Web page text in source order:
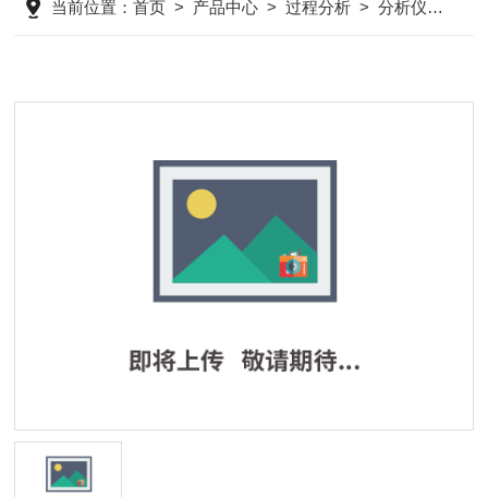
当前位置：首页 > 产品中心 >过程分析 >分析仪表